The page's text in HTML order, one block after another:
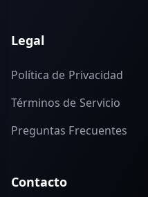
Legal
Política de Privacidad
Términos de Servicio
Preguntas Frecuentes
Contacto